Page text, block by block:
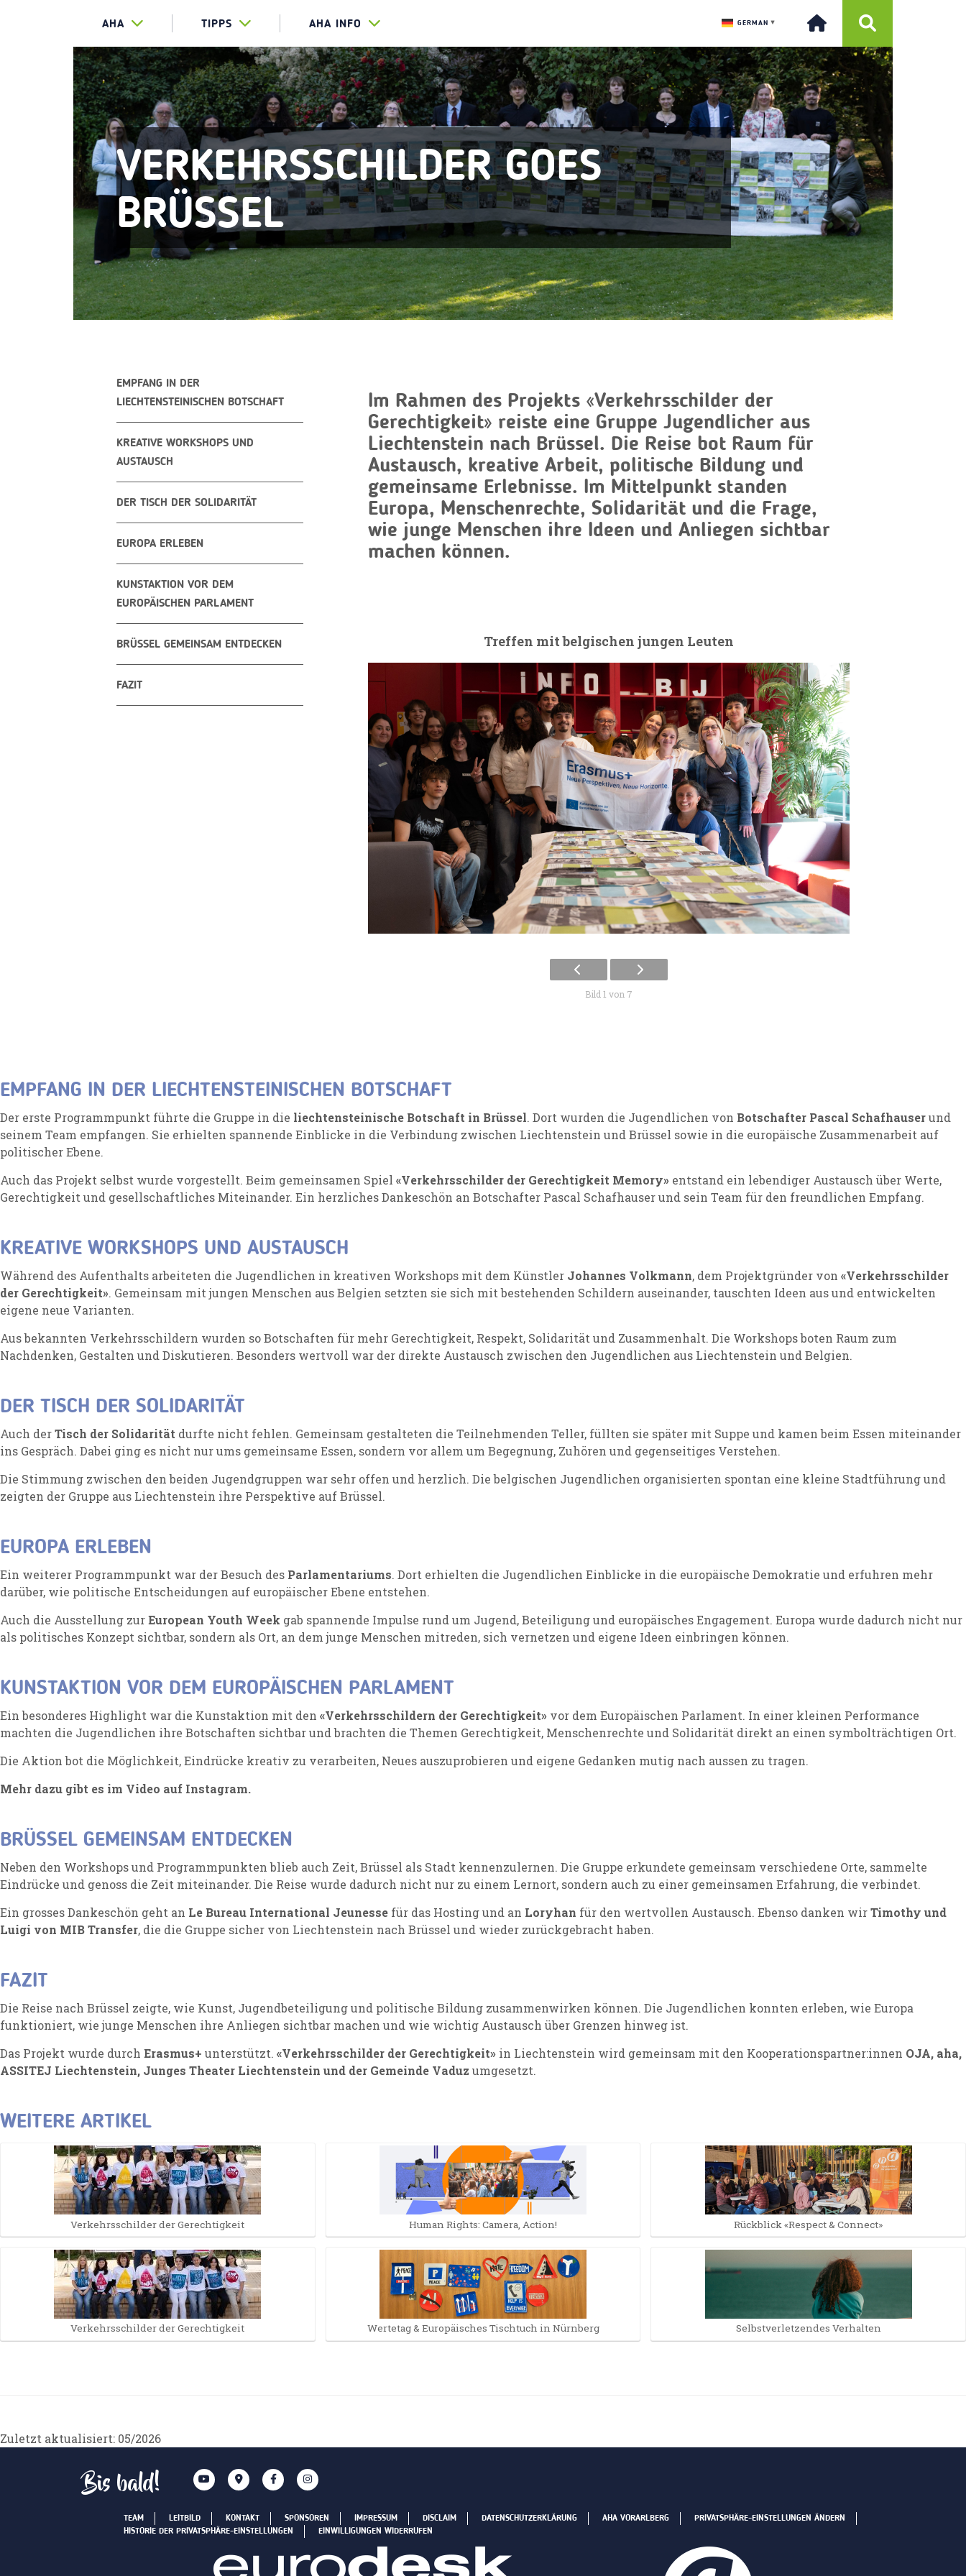
AHA TIPPS AHA INFO GERMAN ▼
VERKEHRSSCHILDER GOES
BRÜSSEL
EMPFANG IN DER
LIECHTENSTEINISCHEN BOTSCHAFT
KREATIVE WORKSHOPS UND
AUSTAUSCH
DER TISCH DER SOLIDARITÄT
EUROPA ERLEBEN
KUNSTAKTION VOR DEM
EUROPÄISCHEN PARLAMENT
BRÜSSEL GEMEINSAM ENTDECKEN
FAZIT
Im Rahmen des Projekts «Verkehrsschilder der
Gerechtigkeit» reiste eine Gruppe Jugendlicher aus
Liechtenstein nach Brüssel. Die Reise bot Raum für
Austausch, kreative Arbeit, politische Bildung und
gemeinsame Erlebnisse. Im Mittelpunkt standen
Europa, Menschenrechte, Solidarität und die Frage,
wie junge Menschen ihre Ideen und Anliegen sichtbar
machen können.
Treffen mit belgischen jungen Leuten
Bild 1 von 7
EMPFANG IN DER LIECHTENSTEINISCHEN BOTSCHAFT
Der erste Programmpunkt führte die Gruppe in die liechtensteinische Botschaft in Brüssel. Dort wurden die Jugendlichen von Botschafter Pascal Schafhauserund
seinem Team empfangen. Sie erhielten spannende Einblicke in die Verbindung zwischen Liechtenstein und Brüssel sowie in die europäische Zusammenarbeit auf
politischer Ebene.
Auch das Projekt selbst wurde vorgestellt. Beim gemeinsamen Spiel «Verkehrsschilder der Gerechtigkeit Memory» entstand ein lebendiger Austausch über Werte,
Gerechtigkeit und gesellschaftliches Miteinander. Ein herzliches Dankeschön an Botschafter Pascal Schafhauser und sein Team für den freundlichen Empfang.
KREATIVE WORKSHOPS UND AUSTAUSCH
Während des Aufenthalts arbeiteten die Jugendlichen in kreativen Workshops mit dem Künstler Johannes Volkmann, dem Projektgründer von «Verkehrsschilder
der Gerechtigkeit». Gemeinsam mit jungen Menschen aus Belgien setzten sie sich mit bestehenden Schildern auseinander, tauschten Ideen aus und entwickelten
eigene neue Varianten.
Aus bekannten Verkehrsschildern wurden so Botschaften für mehr Gerechtigkeit, Respekt, Solidarität und Zusammenhalt. Die Workshops boten Raum zum
Nachdenken, Gestalten und Diskutieren. Besonders wertvoll war der direkte Austausch zwischen den Jugendlichen aus Liechtenstein und Belgien.
DER TISCH DER SOLIDARITÄT
Auch derTisch der Solidarität durfte nicht fehlen. Gemeinsam gestalteten die Teilnehmenden Teller, füllten sie später mit Suppe und kamen beim Essen miteinander
ins Gespräch. Dabei ging es nicht nur ums gemeinsame Essen, sondern vor allem um Begegnung, Zuhören und gegenseitiges Verstehen.
Die Stimmung zwischen den beiden Jugendgruppen war sehr offen und herzlich. Die belgischen Jugendlichen organisierten spontan eine kleine Stadtführung und
zeigten der Gruppe aus Liechtenstein ihre Perspektive auf Brüssel.
EUROPA ERLEBEN
Ein weiterer Programmpunkt war der Besuch des Parlamentariums. Dort erhielten die Jugendlichen Einblicke in die europäische Demokratie und erfuhren mehr
darüber, wie politische Entscheidungen auf europäischer Ebene entstehen.
Auch die Ausstellung zurEuropean Youth Week gab spannende Impulse rund um Jugend, Beteiligung und europäisches Engagement. Europa wurde dadurch nicht nur
als politisches Konzept sichtbar, sondern als Ort, an dem junge Menschen mitreden, sich vernetzen und eigene Ideen einbringen können.
KUNSTAKTION VOR DEM EUROPÄISCHEN PARLAMENT
Ein besonderes Highlight war die Kunstaktion mit den «Verkehrsschildern der Gerechtigkeit» vor dem Europäischen Parlament. In einer kleinen Performance
machten die Jugendlichen ihre Botschaften sichtbar und brachten die Themen Gerechtigkeit, Menschenrechte und Solidarität direkt an einen symbolträchtigen Ort.
Die Aktion bot die Möglichkeit, Eindrücke kreativ zu verarbeiten, Neues auszuprobieren und eigene Gedanken mutig nach aussen zu tragen.
Mehr dazu gibt es im Video auf Instagram.
BRÜSSEL GEMEINSAM ENTDECKEN
Neben den Workshops und Programmpunkten blieb auch Zeit, Brüssel als Stadt kennenzulernen. Die Gruppe erkundete gemeinsam verschiedene Orte, sammelte
Eindrücke und genoss die Zeit miteinander. Die Reise wurde dadurch nicht nur zu einem Lernort, sondern auch zu einer gemeinsamen Erfahrung, die verbindet.
Ein grosses Dankeschön geht an Le Bureau International Jeunesse für das Hosting und an Loryhan für den wertvollen Austausch. Ebenso danken wirTimothy und
Luigi von MIB Transfer, die die Gruppe sicher von Liechtenstein nach Brüssel und wieder zurückgebracht haben.
FAZIT
Die Reise nach Brüssel zeigte, wie Kunst, Jugendbeteiligung und politische Bildung zusammenwirken können. Die Jugendlichen konnten erleben, wie Europa
funktioniert, wie junge Menschen ihre Anliegen sichtbar machen und wie wichtig Austausch über Grenzen hinweg ist.
Das Projekt wurde durch Erasmus+ unterstützt. «Verkehrsschilder der Gerechtigkeit» in Liechtenstein wird gemeinsam mit den Kooperationspartner:innen OJA, aha,
ASSITEJ Liechtenstein, Junges Theater Liechtenstein und der Gemeinde Vaduz umgesetzt.
WEITERE ARTIKEL
Verkehrsschilder der Gerechtigkeit
Verkehrsschilder der Gerechtigkeit
Human Rights: Camera, Action!
Wertetag & Europäisches Tischtuch in Nürnberg
Rückblick «Respect & Connect»
Selbst­verletzendes Verhalten
Zuletzt aktualisiert: 05/2026
Bis bald!
TEAM LEITBILD KONTAKT SPONSOREN IMPRESSUM DISCLAIM DATENSCHUTZERKLÄRUNG AHA VORARLBERG
PRIVATSPHÄRE-EINSTELLUNGEN ÄNDERN
HISTORIE DER PRIVATSPHÄRE-EINSTELLUNGEN
EINWILLIGUNGEN WIDERRUFEN